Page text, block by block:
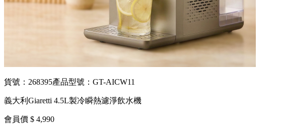
貨號：268395產品型號：GT-AICW11
義大利Giaretti 4.5L製冷瞬熱濾淨飲水機
會員價 $ 4,990